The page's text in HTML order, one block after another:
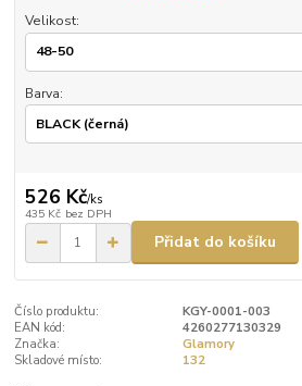
Velikost:
Barva:
526 Kč/ks
435 Kč bez DPH
Přidat do košíku
Číslo produktu:
KGY-0001-003
EAN kód:
4260277130329
Značka:
Glamory
Skladové místo:
132